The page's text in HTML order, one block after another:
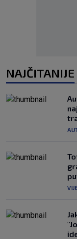
NAJČITANIJE